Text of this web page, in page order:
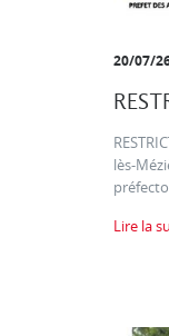
20/07/
lès-
Lire la